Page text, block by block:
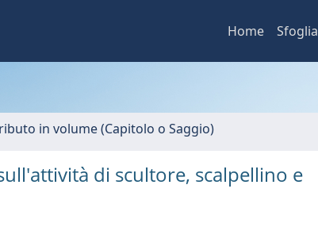
Home Sfoglia
in volume (Capitolo o Saggio)
di scultore, scalpellino e